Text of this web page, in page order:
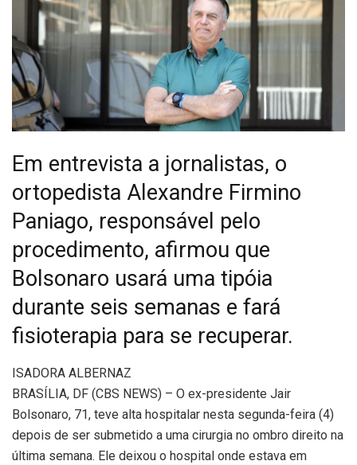
Em entrevista a jornalistas, o
ortopedista Alexandre Firmino
Paniago, responsável pelo
procedimento, afirmou que
Bolsonaro usará uma tipóia
durante seis semanas e fará
fisioterapia para se recuperar.
ISADORA ALBERNAZ
BRASÍLIA, DF (CBS NEWS) – O ex-presidente Jair
Bolsonaro, 71, teve alta hospitalar nesta segunda-feira (4)
depois de ser submetido a uma cirurgia no ombro direito na
última semana. Ele deixou o hospital onde estava em